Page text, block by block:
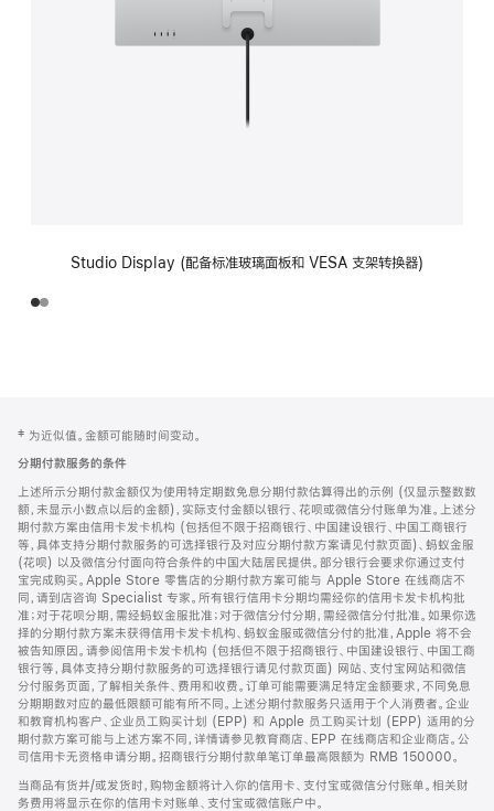
Studio Display (配备标准玻璃面板和 VESA 支架转换器)
页
页
脚
注
‡ 为近似值。金额可能随时间变动。
分期付款服务的条件
上述所示分期付款金额仅为使用特定期数免息分期付款估算得出的示例 (仅显示整数数
额，未显示小数点以后的金额)，实际支付金额以银行、花呗或微信分付账单为准。上述分
期付款方案由信用卡发卡机构 (包括但不限于招商银行、中国建设银行、中国工商银行
等，具体支持分期付款服务的可选择银行及对应分期付款方案请见付款页面)、蚂蚁金服
(花呗) 以及微信分付面向符合条件的中国大陆居民提供。部分银行会要求你通过支付
宝完成购买。Apple Store 零售店的分期付款方案可能与 Apple Store 在线商店不
同，请到店咨询 Specialist 专家。所有银行信用卡分期均需经你的信用卡发卡机构批
准；对于花呗分期，需经蚂蚁金服批准；对于微信分付分期，需经微信分付批准。如果你选
择的分期付款方案未获得信用卡发卡机构、蚂蚁金服或微信分付的批准，Apple 将不会
被告知原因。请参阅信用卡发卡机构 (包括但不限于招商银行、中国建设银行、中国工商
银行等，具体支持分期付款服务的可选择银行请见付款页面) 网站、支付宝网站和微信
分付服务页面，了解相关条件、费用和收费。订单可能需要满足特定金额要求，不同免息
分期期数对应的最低限额可能有所不同。上述分期付款服务只适用于个人消费者。企业
和教育机构客户、企业员工购买计划 (EPP) 和 Apple 员工购买计划 (EPP) 适用的分
期付款方案可能与上述方案不同，详情请参见教育商店、EPP 在线商店和企业商店。公
司信用卡无资格申请分期。招商银行分期付款单笔订单最高限额为 RMB 150000。
当商品有货并/或发货时，购物金额将计入你的信用卡、支付宝或微信分付账单。相关财
务费用将显示在你的信用卡对账单、支付宝或微信账户中。